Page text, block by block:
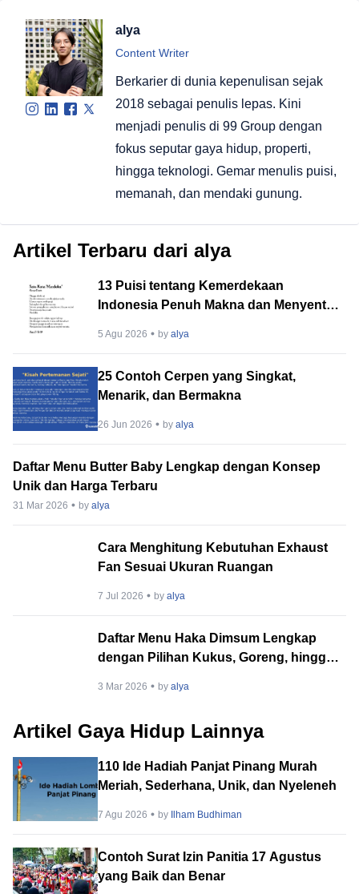
alya
Content Writer
Berkarier di dunia kepenulisan sejak
2018 sebagai penulis lepas. Kini
menjadi penulis di 99 Group dengan
fokus seputar gaya hidup, properti,
hingga teknologi. Gemar menulis puisi,
memanah, dan mendaki gunung.
Artikel Terbaru dari alya
13 Puisi tentang Kemerdekaan
Indonesia Penuh Makna dan Menyentuh
5 Agu 2026 byalya
25 Contoh Cerpen yang Singkat,
Menarik, dan Bermakna
26 Jun 2026 byalya
Daftar Menu Butter Baby Lengkap dengan Konsep
Unik dan Harga Terbaru
31 Mar 2026 by alya
Cara Menghitung Kebutuhan Exhaust
Fan Sesuai Ukuran Ruangan
7 Jul 2026 byalya
Daftar Menu Haka Dimsum Lengkap
dengan Pilihan Kukus, Goreng, hingga
3 Mar 2026 byalya
Artikel Gaya Hidup Lainnya
110 Ide Hadiah Panjat Pinang Murah
Meriah, Sederhana, Unik, dan Nyeleneh
7 Agu 2026 by Ilham Budhiman
Contoh Surat Izin Panitia 17 Agustus
yang Baik dan Benar